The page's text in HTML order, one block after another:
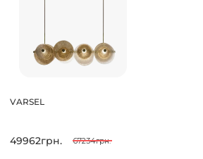
VARSEL
49962грн. 67234грн.